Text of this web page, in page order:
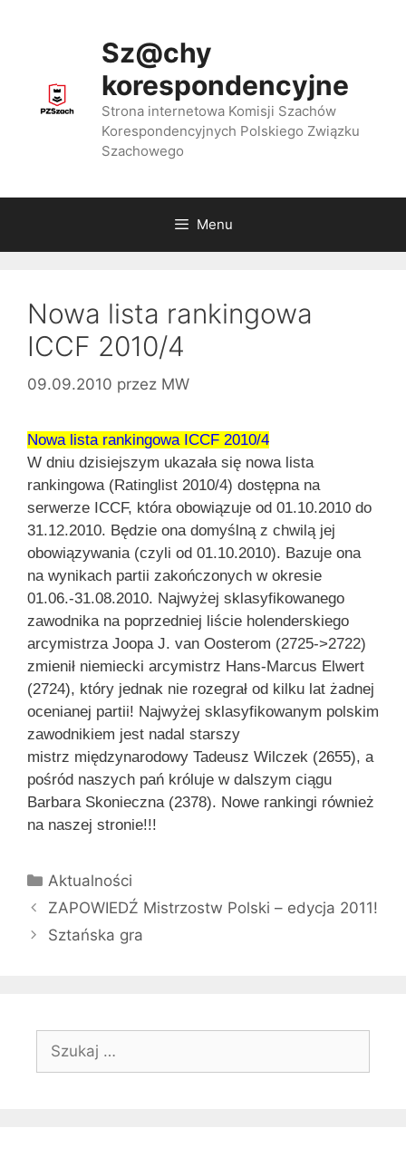
Sz@chy
korespondencyjne
Strona internetowa Komisji Szachów
Korespondencyjnych Polskiego Związku
Szachowego
Menu
Nowa lista rankingowa
ICCF 2010/4
09.09.2010 przez MW
Nowa lista rankingowa ICCF 2010/4
W dniu dzisiejszym ukazała się nowa lista
rankingowa (Ratinglist 2010/4) dostępna na
serwerze ICCF, która obowiązuje od 01.10.2010 do
31.12.2010. Będzie ona domyślną z chwilą jej
obowiązywania (czyli od 01.10.2010). Bazuje ona
na wynikach partii zakończonych w okresie
01.06.-31.08.2010. Najwyżej sklasyfikowanego
zawodnika na poprzedniej liście holenderskiego
arcymistrza Joopa J. van Oosterom (2725->2722)
zmienił niemiecki arcymistrz Hans-Marcus Elwert
(2724), który jednak nie rozegrał od kilku lat żadnej
ocenianej partii! Najwyżej sklasyfikowanym polskim
zawodnikiem jest nadal starszy
mistrz międzynarodowy Tadeusz Wilczek (2655), a
pośród naszych pań króluje w dalszym ciągu
Barbara Skonieczna (2378). Nowe rankingi również
na naszej stronie!!!
Kategorie
Aktualności
ZAPOWIEDŹ Mistrzostw Polski – edycja 2011!
Sztańska gra